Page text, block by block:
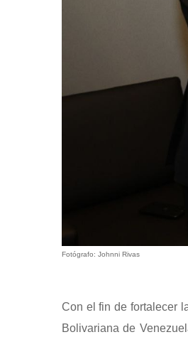
Fotógrafo: Johnni Rivas
Con el fin de fortalecer
Bolivariana de